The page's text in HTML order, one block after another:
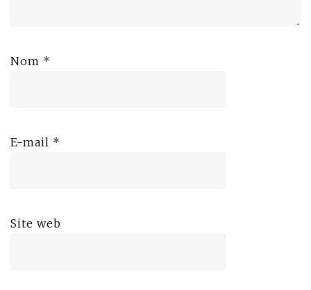
Nom *
E-mail *
Site web